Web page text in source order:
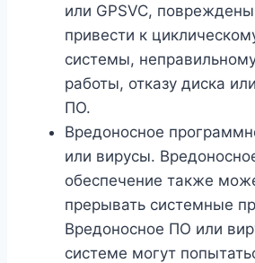
или GPSVC,
привести к
системы,
работы, отказу диска
ПО.
Вредоносное
или вирусы.
обеспечение также
прерывать системные
Вредоносное ПО или
системе могут